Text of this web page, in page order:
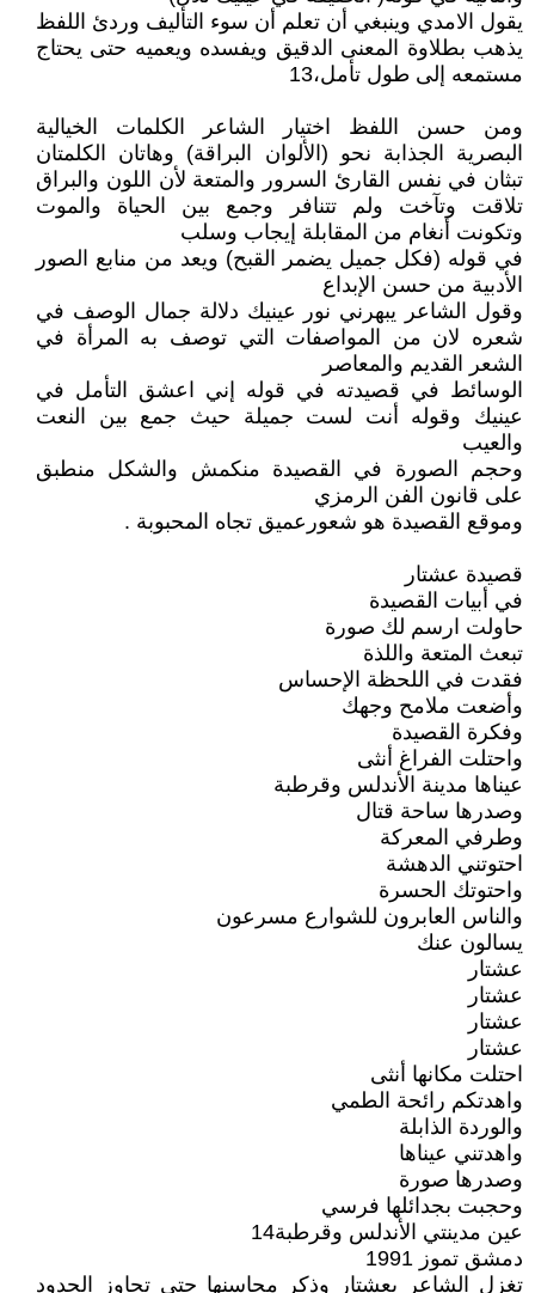
يقول الامدي وينبغي أن تعلم أن سوء التأليف وردئ اللفظ
يذهب بطلاوة المعنى الدقيق ويفسده ويعميه حتى يحتاج
مستمعه إلى طول تأمل،13
ومن حسن اللفظ اختيار الشاعر الكلمات الخيالية
البصرية الجذابة نحو (الألوان البراقة) وهاتان الكلمتان
تبثان في نفس القارئ السرور والمتعة لأن اللون والبراق
تلاقت وتآخت ولم تتنافر وجمع بين الحياة والموت
وتكونت أنغام من المقابلة إيجاب وسلب
في قوله (فكل جميل يضمر القبح) ويعد من منابع الصور
الأدبية من حسن الإبداع
وقول الشاعر يبهرني نور عينيك دلالة جمال الوصف في
شعره لان من المواصفات التي توصف به المرأة في
الشعر القديم والمعاصر
الوسائط في قصيدته في قوله إني اعشق التأمل في
عينيك وقوله أنت لست جميلة حيث جمع بين النعت
والعيب
وحجم الصورة في القصيدة منكمش والشكل منطبق
على قانون الفن الرمزي
وموقع القصيدة هو شعورعميق تجاه المحبوبة .
قصيدة عشتار
في أبيات القصيدة
حاولت ارسم لك صورة
تبعث المتعة واللذة
فقدت في اللحظة الإحساس
وأضعت ملامح وجهك
وفكرة القصيدة
واحتلت الفراغ أنثى
عيناها مدينة الأندلس وقرطبة
وصدرها ساحة قتال
وطرفي المعركة
احتوتني الدهشة
واحتوتك الحسرة
والناس العابرون للشوارع مسرعون
يسالون عنك
عشتار
عشتار
عشتار
عشتار
احتلت مكانها أنثى
واهدتكم رائحة الطمي
والوردة الذابلة
واهدتني عيناها
وصدرها صورة
وحجبت بجدائلها فرسي
عين مدينتي الأندلس وقرطبة14
دمشق تموز 1991
تغزل الشاعر بعشتار وذكر محاسنها حتى تجاوز الحدود